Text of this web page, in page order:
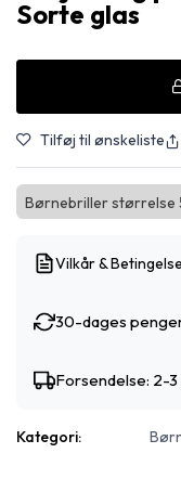
Sorte glas
Tilføj til ønskeliste
Børnebriller størrelse
Vilkår &
30-dages
Forsendelse: 2-
Kategori: